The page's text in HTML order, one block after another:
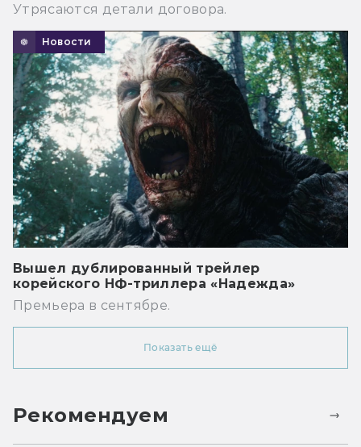
Утрясаются детали договора.
Новости
Вышел дублированный трейлер
корейского НФ-триллера «Надежда»
Премьера в сентябре.
Показать ещё
Рекомендуем